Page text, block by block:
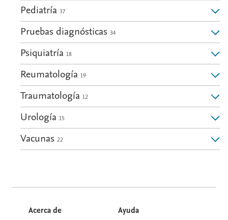
Pediatría 37
Pruebas diagnósticas 34
Psiquiatría 18
Reumatología 19
Traumatología 12
Urología 15
Vacunas 22
Acerca de
Ayuda